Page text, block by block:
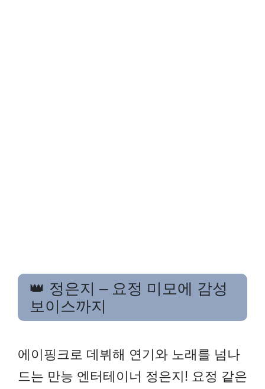
👑 정은지 – 요정 미모에 감성
보이스까지
에이핑크로 데뷔해 연기와 노래를 넘나
드는 만능 엔터테이너 정은지! 요정 같은